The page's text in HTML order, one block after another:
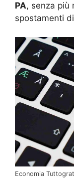
PA, senza più
spostamenti
Economia